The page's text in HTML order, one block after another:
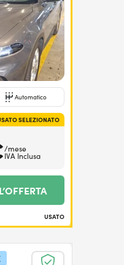
Automatico
SELEZIONATO
/mese
IVA Inclusa
USATO